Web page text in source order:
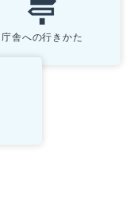
庁舎への行きかた